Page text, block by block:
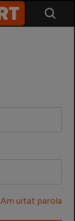
Am uitat parola